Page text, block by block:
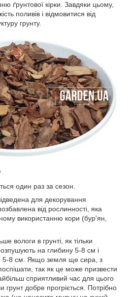
ґрунтової кірки. Завдяки цьому,
поливів і відмовитися від
грунту.
один раз за сезон.
для декорування
від рослинності, яка
використанню кори (бур'ян,
вологи в грунті, як тільки
на глибину 5-8 см і
5-8 см. Якщо земля ще сира, з
так як це може призвести
сприятливий час для цього
грунт добре прогріється. Потрібно